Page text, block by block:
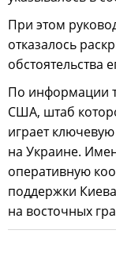
При этом
отказалось
обстоятельства
По информации
США, штаб
играет
на Украине.
оперативную
поддержки
на восточных